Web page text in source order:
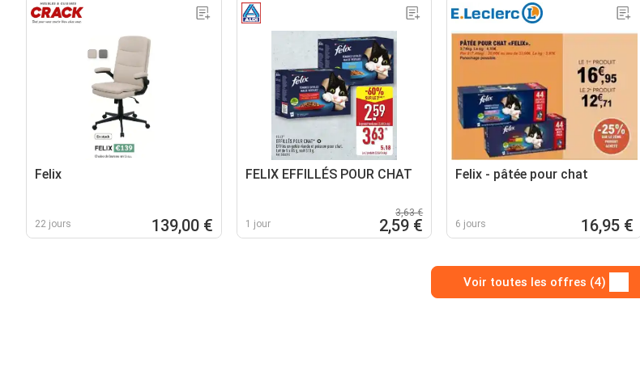
Felix
22 jours 139,00 €
FELIX EFFILLÉS POUR CHAT
1 jour
3,63 €
2,59 €
Felix - pâtée pour chat
6 jours 16,95 €
Voir toutes les offres (4)